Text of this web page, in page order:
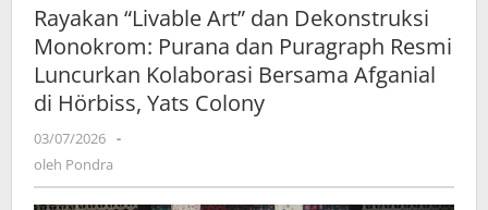
Art”
dan
Dekonstruksi
Monokrom:
Purana
Rayakan “Livable Art” dan Dekonstruksi
Monokrom: Purana dan Puragraph Resmi
Luncurkan Kolaborasi Bersama Afganial
di Hörbiss, Yats Colony
03/07/2026 oleh
-
oleh Pondra